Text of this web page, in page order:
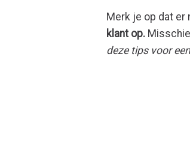
Merk je op dat er
klant op.
deze tips voor